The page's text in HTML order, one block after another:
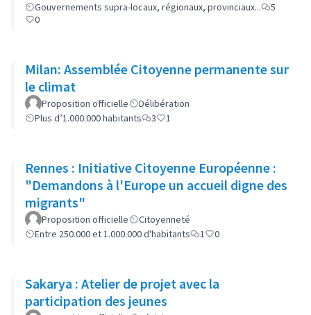
Gouvernements supra-locaux, régionaux, provinciaux...
5
0
Milan: Assemblée Citoyenne permanente sur
le climat
Proposition officielle
Délibération
Plus d’1.000.000 habitants
3 1
Rennes : Initiative Citoyenne Européenne :
"Demandons à l'Europe un accueil digne des
migrants"
Proposition officielle
Citoyenneté
Entre 250.000 et 1.000.000 d'habitants
1 0
Sakarya : Atelier de projet avec la
participation des jeunes